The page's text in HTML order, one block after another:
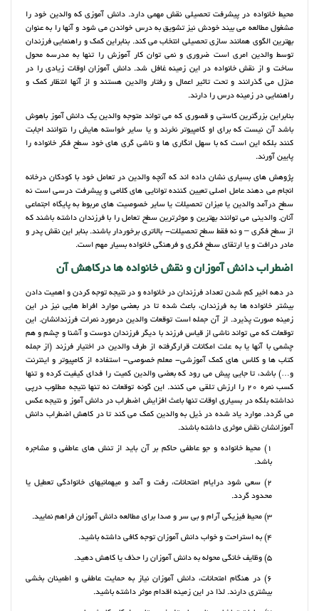
محیط خانواده در پیشرفت تحصیلی نقش مهمی دارد. دانش آموزی که والدین خود را
مشغول مطالعه می بیند خودش نیز تشویق به درس خواندن می شود و آنها را به عنوان
بهترین الگوی همانند سازی تحصیلی انتخاب می کند. بنابراین کمک و راهنمایی فرزندان
توسط والدین امری است ضروری و نمی توان کار آموزش را تنها به مدرسه محول
ساخت و از نقش خانواده در این زمینه غافل شد. دانش آموزان اوقات زیادی را در
منزل می گذرانند و تحت تاثیر اعمال و رفتار والدین هستند و از آنها انتظار کمک و
راهنمایی در زمینه درس را دارند.
بنابراین بزرگترین کاستی و قصوری که می تواند متوجه والدین یک دانش آموز باهوش
باشد آن نیست که برای او کامپیوتر نخرند و یا سایر خواسته هایش را نتوانند اجابت
کنند بلکه این است که با سهل انگاری ها و ناشی گری های خود سطح فکر خانواده را
پایین آورند.
پژوهش های بسیاری نشان داده اند که آنچه والدین در تعامل خود با کودکان درخانه
انجام می دهند عامل اصلی تعیین کننده توانایی های کلامی و پیشرفت درسی است نه
سطح درآمد والدین یا میزان تحصیلات یا سایر خصوصیت های مربوط به پایگاه اجتماعی
آنان. والدینی می توانند بهترین و موثرترین سطح تعامل را با فرزندان داشته باشند که
از سطح فکری – و نه فقط سطح تحصیلات- بالاتری برخوردار باشند. بنابر این نقش پدر و
مادر درافت و یا ارتقای سطح فکری و فرهنگی خانواده بسیار مهم است.
اضطراب دانش آموزان و نقش خانواده ها درکاهش آن
در دهه اخیر کم شدن تعداد فرزندان در خانواده و در نتیجه توجه کردن و اهمیت دادن
بیشتر خانواده ها به فرزندان، باعث شده تا در بعضی موارد افراط هایی نیز در این
زمینه صورت پذیرد. از آن جمله است توقعات والدین درمورد نمرات فرزندانشان. این
توقعات که می تواند ناشی از قیاس فرزند با دیگر فرزندان دوست و آشنا و چشم و هم
چشمی با آنها یا به علت امکانات قرارگرفته از طرف والدین در اختیار فرزند (از جمله
کتاب ها و کلاس های کمک آموزشی- معلم خصوصی- استفاده از کامپیوتر و اینترنت
و…) باشد، تا جایی پیش می رود که بعضی والدین کمیت را فدای کیفیت کرده و تنها
کسب نمره 20 را ارزش تلقی می کنند. این گونه توقعات نه تنها نتیجه مطلوب درپی
نداشته بلکه در بسیاری اوقات تنها باعث افزایش اضطراب در دانش آموز و نتیجه عکس
می گردد. موارد یاد شده در ذیل به والدین کمک می کند تا در کاهش اضطراب دانش
آموزانشان نقش موثری داشته باشند.
1) محیط خانواده و جو عاطفی حاکم بر آن باید از تنش های عاطفی و مشاجره
باشد.
2) سعی شود درایام امتحانات، رفت و آمد و میهمانیهای خانوادگی تعطیل یا
محدود گردد.
3) محیط فیزیکی آرام و بی سر و صدا برای مطالعه دانش آموزان فراهم نمایید.
4) به استراحت و خواب دانش آموزان توجه کافی داشته باشید.
5) وظایف خانگی محوله به دانش آموزان را حذف یا کاهش دهید.
6) در هنگام امتحانات، دانش آموزان نیاز به حمایت عاطفی و اطمینان بخشی
بیشتری دارند. لذا در این زمینه اقدام موثر داشته باشید.